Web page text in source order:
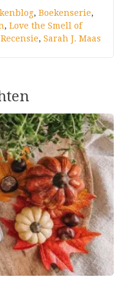
, Boekenserie,
, Love the Smell of
Recensie, Sarah J. Maas